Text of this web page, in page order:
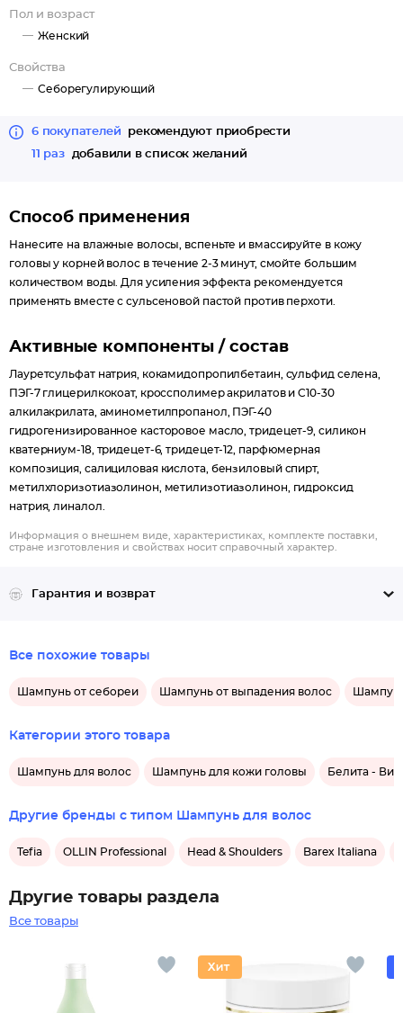
Пол и возраст
Женский
Свойства
Себорегулирующий
6 покупателей
рекомендуют приобрести
11 раз
добавили в список желаний
Способ применения
Нанесите на влажные волосы, вспеньте и вмассируйте в кожу
головы у корней волос в течение 2-3 минут, смойте большим
количеством воды. Для усиления эффекта рекомендуется
применять вместе с сульсеновой пастой против перхоти.
Активные компоненты / состав
Лауретсульфат натрия, кокамидопропилбетаин, сульфид селена,
ПЭГ-7 глицерилкокоат, кроссполимер акрилатов и C10-30
алкилакрилата, аминометилпропанол, ПЭГ-40
гидрогенизированное касторовое масло, тридецет-9, силикон
кватерниум-18, тридецет-6, тридецет-12, парфюмерная
композиция, салициловая кислота, бензиловый спирт,
метилхлоризотиазолинон, метилизотиазолинон, гидроксид
натрия, линалол.
Информация о внешнем виде, характеристиках, комплекте поставки,
стране изготовления и свойствах носит справочный характер.
Гарантия и возврат
Все похожие товары
Шампунь от себореи Шампунь от выпадения волос
Категории этого товара
Шампунь для волос Шампунь для кожи головы Белита -
Другие бренды с типом Шампунь для волос
Tefia OLLIN Professional Head & Shoulders Barex Italiana
Другие товары раздела
Все товары